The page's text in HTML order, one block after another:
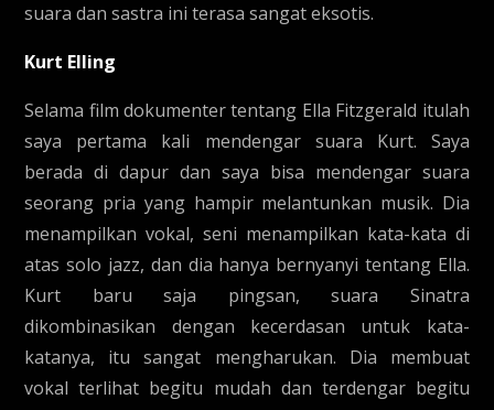
suara dan sastra ini terasa sangat eksotis.
Kurt Elling
Selama film dokumenter tentang Ella Fitzgerald itulah
saya pertama kali mendengar suara Kurt. Saya
berada di dapur dan saya bisa mendengar suara
seorang pria yang hampir melantunkan musik. Dia
menampilkan vokal, seni menampilkan kata-kata di
atas solo jazz, dan dia hanya bernyanyi tentang Ella.
Kurt baru saja pingsan, suara Sinatra
dikombinasikan dengan kecerdasan untuk kata-
katanya, itu sangat mengharukan. Dia membuat
vokal terlihat begitu mudah dan terdengar begitu